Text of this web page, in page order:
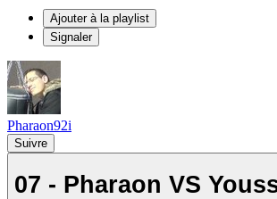
Ajouter à la playlist
Signaler
Pharaon92i
Suivre
07 - Pharaon VS